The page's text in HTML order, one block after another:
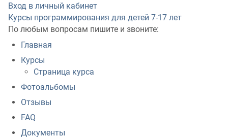
Вход в личный кабинет
Курсы программирования для детей 7-17 лет
По любым вопросам пишите и звоните:
Главная
Курсы
Страница курса
Фотоальбомы
Отзывы
FAQ
Документы